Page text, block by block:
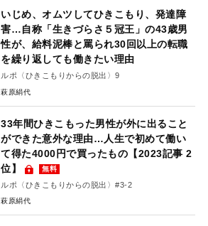
いじめ、オムツしてひきこもり、発達障
害…自称「生きづらさ５冠王」の43歳男
性が、給料泥棒と罵られ30回以上の転職
を繰り返しても働きたい理由
ルポ〈ひきこもりからの脱出〉9
萩原絹代
33年間ひきこもった男性が外に出ること
ができた意外な理由…人生で初めて働い
て得た4000円で買ったもの【2023記事 2
位】
無料
ルポ〈ひきこもりからの脱出〉#3-2
萩原絹代